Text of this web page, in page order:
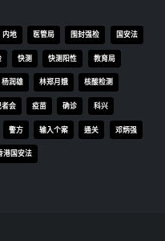
内地 医管局 围封强检 国安法
快测 快测阳性 教育局
杨润雄 林郑月娥 核酸检测
会 疫苗 确诊 科兴
警方 输入个案 通关 邓炳强
港国安法